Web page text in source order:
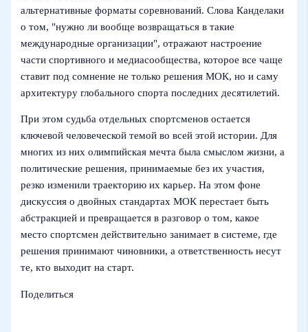
альтернативные форматы соревнований. Слова Канделаки
о том, "нужно ли вообще возвращаться в такие
международные организации", отражают настроение
части спортивного и медиасообщества, которое все чаще
ставит под сомнение не только решения МОК, но и саму
архитектуру глобального спорта последних десятилетий.
При этом судьба отдельных спортсменов остается
ключевой человеческой темой во всей этой истории. Для
многих из них олимпийская мечта была смыслом жизни, а
политические решения, принимаемые без их участия,
резко изменили траекторию их карьер. На этом фоне
дискуссия о двойных стандартах МОК перестает быть
абстракцией и превращается в разговор о том, какое
место спортсмен действительно занимает в системе, где
решения принимают чиновники, а ответственность несут
те, кто выходит на старт.
Поделиться